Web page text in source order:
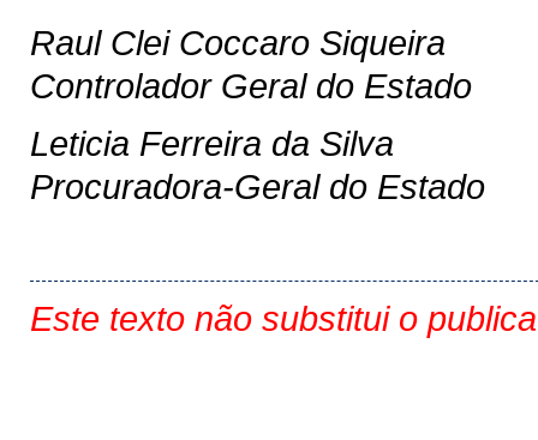
Raul Clei Coccaro Siqueira
Controlador Geral do Estado
Leticia Ferreira da Silva
Procuradora-Geral do Estado
Este texto não substitui o